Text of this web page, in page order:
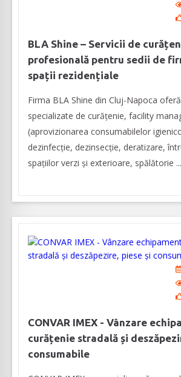
BLA Shine – Servicii de
profesională pentru sedii de
spații rezidențiale
Firma BLA Shine din Cluj-Napoca
specializate de curățenie, facility
(aprovizionarea consumabilelor
dezinfecție, dezinsecție, deratizare,
spațiilor verzi și exterioare, spălătorie ...
CONVAR IMEX - Vânzare
curățenie stradală și
consumabile